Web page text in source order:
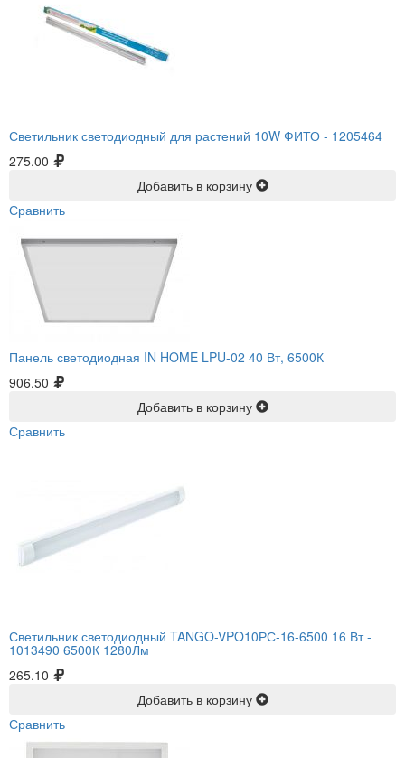
Светильник светодиодный для растений 10W ФИТО - 1205464
275.00
Добавить в корзину
Сравнить
Панель светодиодная IN HOME LPU-02 40 Вт, 6500К
906.50
Добавить в корзину
Сравнить
Светильник светодиодный TANGO-VPO10РС-16-6500 16 Вт -
1013490 6500К 1280Лм
265.10
Добавить в корзину
Сравнить